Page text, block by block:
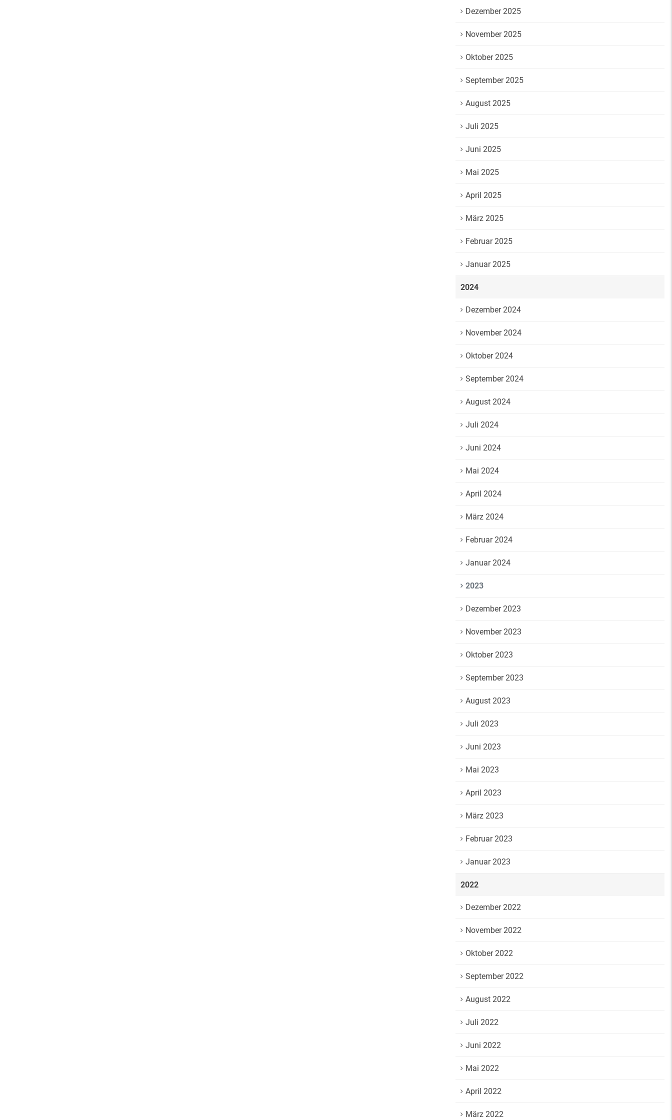
Dezember 2025
November 2025
Oktober 2025
September 2025
August 2025
Juli 2025
Juni 2025
Mai 2025
April 2025
März 2025
Februar 2025
Januar 2025
2024
Dezember 2024
November 2024
Oktober 2024
September 2024
August 2024
Juli 2024
Juni 2024
Mai 2024
April 2024
März 2024
Februar 2024
Januar 2024
2023
Dezember 2023
November 2023
Oktober 2023
September 2023
August 2023
Juli 2023
Juni 2023
Mai 2023
April 2023
März 2023
Februar 2023
Januar 2023
2022
Dezember 2022
November 2022
Oktober 2022
September 2022
August 2022
Juli 2022
Juni 2022
Mai 2022
April 2022
März 2022